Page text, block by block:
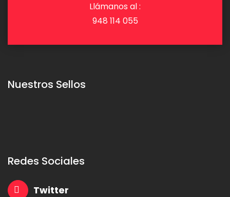
Llámanos al :
948 114 055
Nuestros Sellos
Redes Sociales
Twitter